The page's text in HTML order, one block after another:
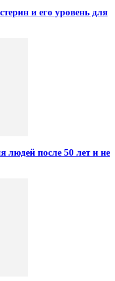
и его уровень для
после 50 лет и не